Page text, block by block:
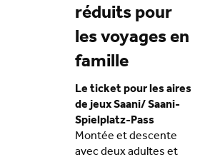
réduits pour
les voyages en
famille
Le ticket pour les aires
de jeux Saani/ Saani-
Spielplatz-Pass
Montée et descente
avec deux adultes et